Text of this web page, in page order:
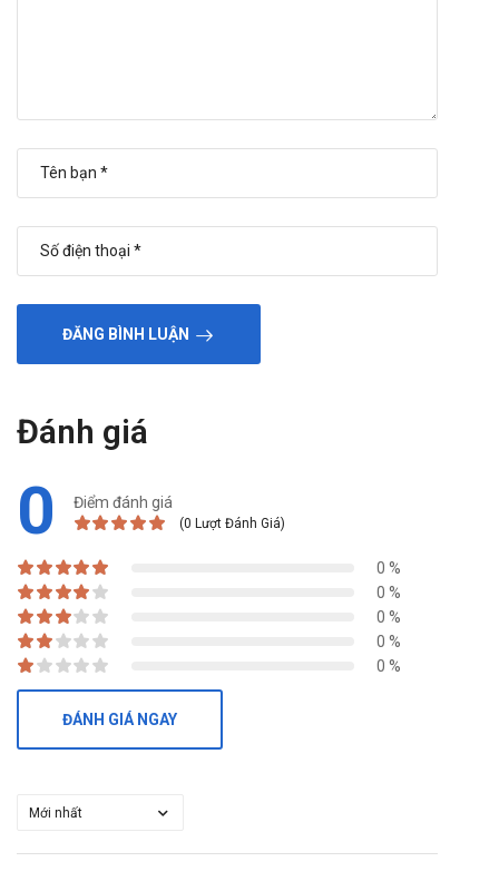
ĐĂNG BÌNH LUẬN
Đánh giá
0 Điểm đánh giá
(0 Lượt Đánh Giá)
0 %
0 %
0 %
0 %
0 %
ĐÁNH GIÁ NGAY